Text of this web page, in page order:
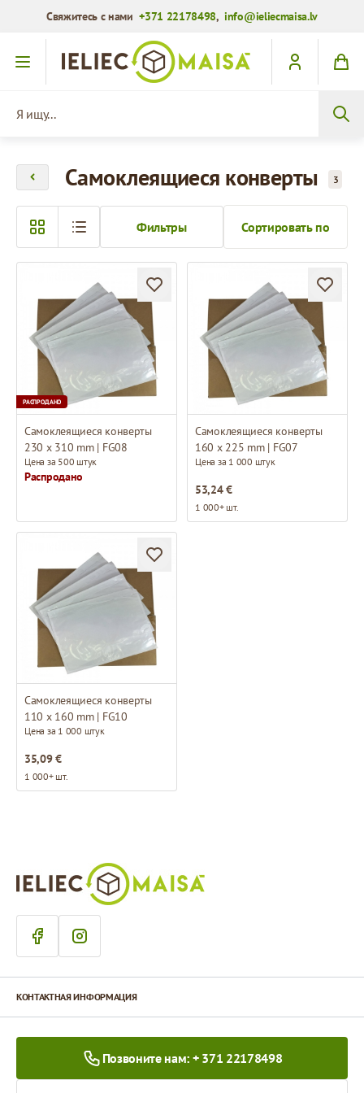
Свяжитесь с нами+371 22178498,info@ieliecmaisa.lv
Перейти к содержимому
Самоклеящиеся конверты 3
Сортировать по
Фильтры
РАСПРОДАНО
Самоклеящиеся конверты
230 x 310 mm | FG08
Цена за 500 штук
Распродано
Самоклеящиеся конверты
160 x 225 mm | FG07
Цена за 1 000 штук
53,24 €
1 000+ шт.
Самоклеящиеся конверты
110 x 160 mm | FG10
Цена за 1 000 штук
35,09 €
1 000+ шт.
КОНТАКТНАЯ ИНФОРМАЦИЯ
Позвоните нам: + 371 22178498